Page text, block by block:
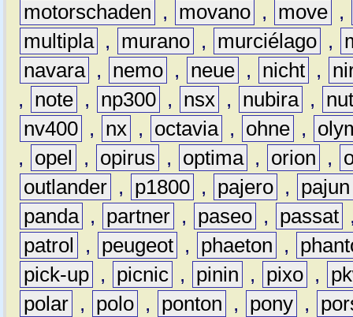
motorschaden
, movano , move ,
multipla , murano , murciélago ,
navara , nemo , neue , nicht ,
,
note , np300 , nsx , nubira ,
nv400 , nx , octavia , ohne ,
,
opel , opirus , optima , orion ,
outlander , p1800 , pajero ,
pajun
panda , partner , paseo , passat
patrol
, peugeot , phaeton ,
pick-up , picnic , pinin , pixo ,
polar , polo , ponton , pony ,